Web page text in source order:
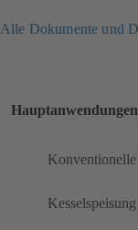
Alle Dokumente und
Hauptanwendungen
Kesselspeisung